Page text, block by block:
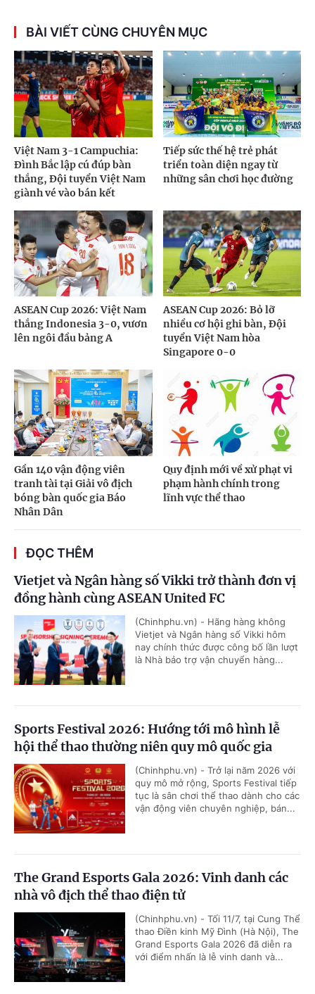
BÀI VIẾT CÙNG CHUYÊN MỤC
Việt Nam 3-1 Campuchia:
Đình Bắc lập cú đúp bàn
thắng, Đội tuyển Việt Nam
giành vé vào bán kết
Tiếp sức thế hệ trẻ phát
triển toàn diện ngay từ
những sân chơi học đường
ASEAN Cup 2026: Việt Nam
thắng Indonesia 3-0, vươn
lên ngôi đầu bảng A
ASEAN Cup 2026: Bỏ lỡ
nhiều cơ hội ghi bàn, Đội
tuyển Việt Nam hòa
Singapore 0-0
Gần 140 vận động viên
tranh tài tại Giải vô địch
bóng bàn quốc gia Báo
Nhân Dân
Quy định mới về xử phạt vi
phạm hành chính trong
lĩnh vực thể thao
ĐỌC THÊM
Vietjet và Ngân hàng số Vikki trở thành đơn vị
đồng hành cùng ASEAN United FC
(Chinhphu.vn) - Hãng hàng không
Vietjet và Ngân hàng số Vikki hôm
nay chính thức được công bố lần lượt
là Nhà bảo trợ vận chuyển hàng...
Sports Festival 2026: Hướng tới mô hình lễ
hội thể thao thường niên quy mô quốc gia
(Chinhphu.vn) - Trở lại năm 2026 với
quy mô mở rộng, Sports Festival tiếp
tục là sân chơi thể thao dành cho các
vận động viên chuyên nghiệp, bán...
The Grand Esports Gala 2026: Vinh danh các
nhà vô địch thể thao điện tử
(Chinhphu.vn) - Tối 11/7, tại Cung Thể
thao Điền kinh Mỹ Đình (Hà Nội), The
Grand Esports Gala 2026 đã diễn ra
với điểm nhấn là lễ vinh danh và...